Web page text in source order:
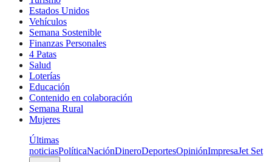
Estados Unidos
Vehículos
Semana Sostenible
Finanzas Personales
4 Patas
Salud
Loterías
Educación
Contenido en colaboración
Semana Rural
Mujeres
Últimas
noticiasPolíticaNaciónDineroDeportesOpiniónImpresaJet Set